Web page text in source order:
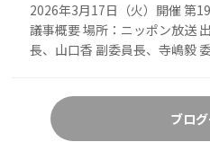
2026年3月17日（火）開催 第
議事概要 場所：ニッポン放送
長、山口香 副委員長、寺嶋毅
ブロ